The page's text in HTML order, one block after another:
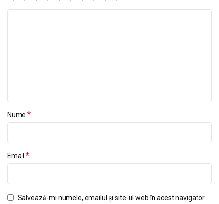
Nume *
Email *
Salvează-mi numele, emailul și site-ul web în acest navigator